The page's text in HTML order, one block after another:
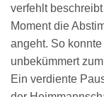
verfehlt
Moment die
angeht. So
unbekümmert
Ein verdiente